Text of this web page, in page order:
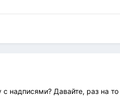
надписями? Давайте, раз на